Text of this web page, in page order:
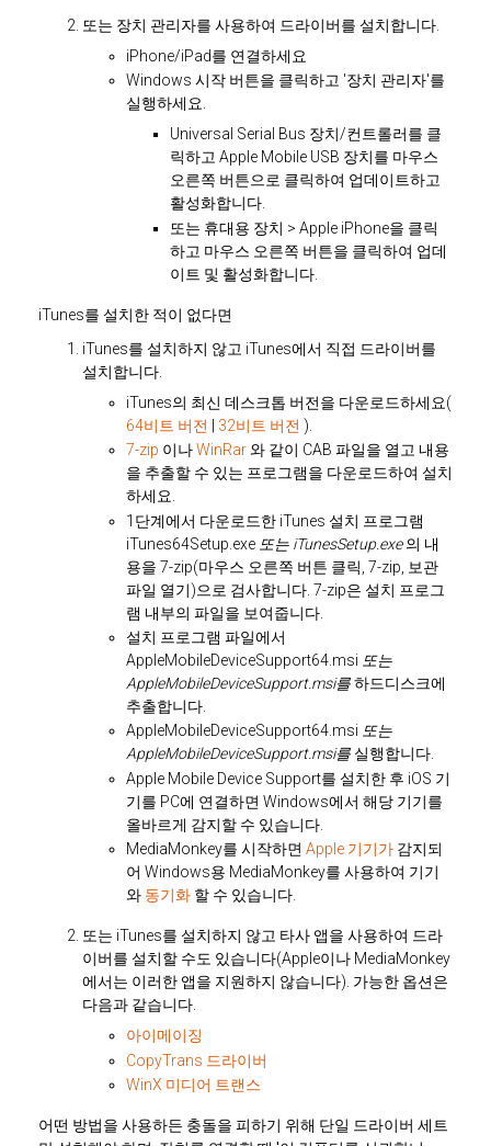
또는 장치 관리자를 사용하여 드라이버를 설치합니다.
iPhone/iPad를 연결하세요
Windows 시작 버튼을 클릭하고 '장치 관리자'를
실행하세요.
Universal Serial Bus 장치/컨트롤러를 클
릭하고 Apple Mobile USB 장치를 마우스
오른쪽 버튼으로 클릭하여 업데이트하고
활성화합니다.
또는 휴대용 장치 > Apple iPhone을 클릭
하고 마우스 오른쪽 버튼을 클릭하여 업데
이트 및 활성화합니다.
iTunes를 설치한 적이 없다면
iTunes를 설치하지 않고 iTunes에서 직접 드라이버를
설치합니다.
iTunes의 최신 데스크톱 버전을 다운로드하세요(
64비트 버전
32비트 버전 ).
7-zip 이나WinRar와 같이 CAB 파일을 열고 내용
을 추출할 수 있는 프로그램을 다운로드하여 설치
하세요.
1단계에서 다운로드한 iTunes 설치 프로그램
iTunes64Setup.exe 또는 iTunesSetup.exe의 내
용을 7-zip(마우스 오른쪽 버튼 클릭, 7-zip, 보관
파일 열기)으로 검사합니다. 7-zip은 설치 프로그
램 내부의 파일을 보여줍니다.
설치 프로그램 파일에서
AppleMobileDeviceSupport64.msi 또는
AppleMobileDeviceSupport.msi를하드디스크에
추출합니다.
AppleMobileDeviceSupport64.msi 또는
AppleMobileDeviceSupport.msi를 실행합니다.
Apple Mobile Device Support를 설치한 후 iOS 기
기를 PC에 연결하면 Windows에서 해당 기기를
올바르게 감지할 수 있습니다.
MediaMonkey를 시작하면 Apple 기기가 감지되
어 Windows용 MediaMonkey를 사용하여 기기
와 동기화 할 수 있습니다.
또는 iTunes를 설치하지 않고 타사 앱을 사용하여 드라
이버를 설치할 수도 있습니다(Apple이나 MediaMonkey
에서는 이러한 앱을 지원하지 않습니다). 가능한 옵션은
다음과 같습니다.
아이메이징
CopyTrans 드라이버
WinX 미디어 트랜스
어떤 방법을 사용하든 충돌을 피하기 위해 단일 드라이버 세트